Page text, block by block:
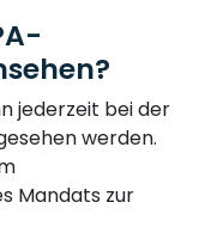
jederzeit bei der
werden.
Mandats zur